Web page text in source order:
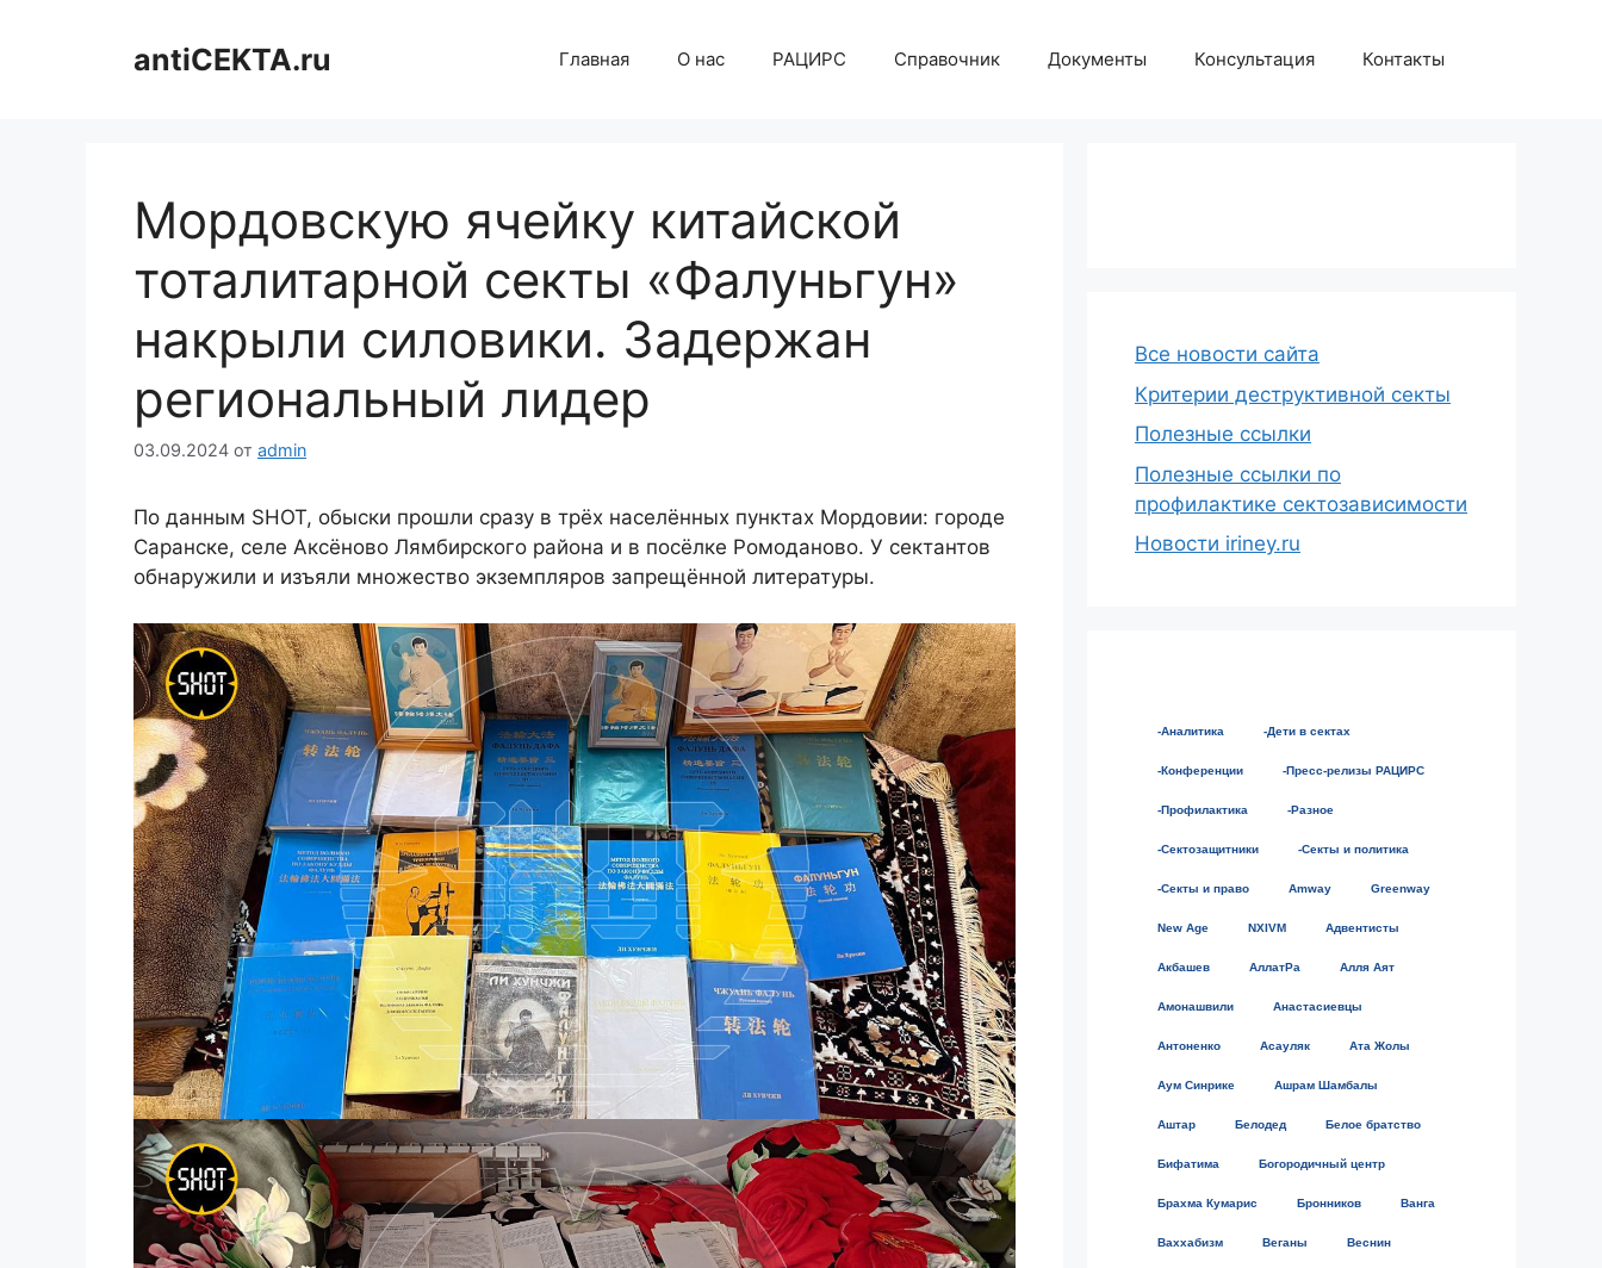
содержимомуantiCEKTA.ru Главная О нас РАЦИРС Справочник Документы Консультация Контакты
Мордовскую ячейку китайской
тоталитарной секты «Фалуньгун»
накрыли силовики. Задержан
региональный лидер
03.09.2024 от admin
По данным SHOT, обыски прошли сразу в трёх населённых пунктах Мордовии: городе
Саранске, селе Аксёново Лямбирского района и в посёлке Ромоданово. У сектантов
обнаружили и изъяли множество экземпляров запрещённой литературы.
Все новости сайта
Критерии деструктивной секты
Полезные ссылки
Полезные ссылки по
профилактике сектозависимости
Новости iriney.ru
-Аналитика -Дети в сектах
-Конференции -Пресс-релизы РАЦИРС
-Профилактика -Разное
-Сектозащитники -Секты и политика
-Секты и право Amway Greenway
New Age NXIVM Адвентисты
Акбашев АллатРа Алля Аят
Амонашвили Анастасиевцы
Антоненко Асауляк Ата Жолы
Аум Синрике Ашрам Шамбалы
Аштар Белодед Белое братство
Бифатима Богородичный центр
Брахма Кумарис Бронников Ванга
Ваххабизм Веганы Веснин